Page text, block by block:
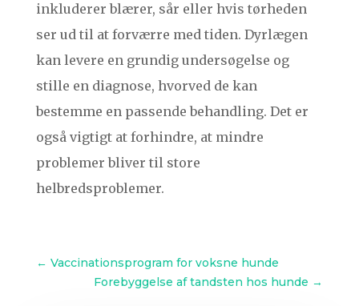
inkluderer blærer, sår eller hvis tørheden
ser ud til at forværre med tiden. Dyrlægen
kan levere en grundig undersøgelse og
stille en diagnose, hvorved de kan
bestemme en passende behandling. Det er
også vigtigt at forhindre, at mindre
problemer bliver til store
helbredsproblemer.
← Vaccinationsprogram for voksne hunde
Forebyggelse af tandsten hos hunde →